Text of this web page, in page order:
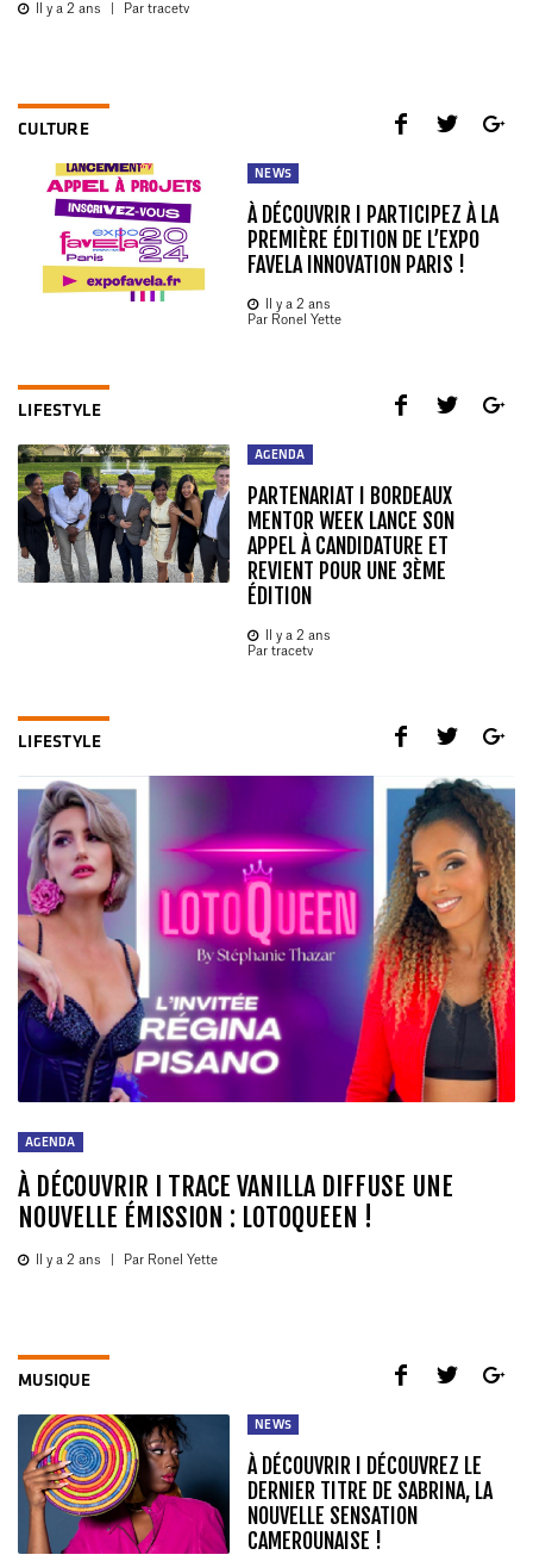
Il y a 2 ans Par tracetv
CULTURE
NEWS
À DÉCOUVRIR I PARTICIPEZ À LA
PREMIÈRE ÉDITION DE L’EXPO
FAVELA INNOVATION PARIS !
Il y a 2 ans
Par Ronel Yette
LIFESTYLE
AGENDA
PARTENARIAT I BORDEAUX
MENTOR WEEK LANCE SON
APPEL À CANDIDATURE ET
REVIENT POUR UNE 3ÈME
ÉDITION
Il y a 2 ans
Par tracetv
LIFESTYLE
AGENDA
À DÉCOUVRIR I TRACE VANILLA DIFFUSE UNE
NOUVELLE ÉMISSION : LOTOQUEEN !
Il y a 2 ans Par Ronel Yette
MUSIQUE
NEWS
À DÉCOUVRIR I DÉCOUVREZ LE
DERNIER TITRE DE SABRINA, LA
NOUVELLE SENSATION
CAMEROUNAISE !